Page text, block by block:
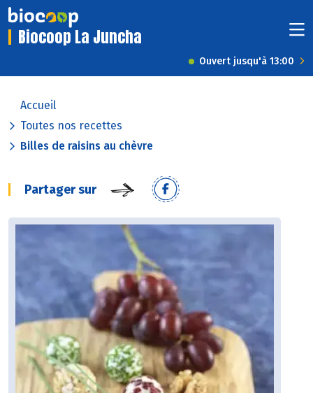
Biocoop La Juncha
Ouvert jusqu'à 13:00
Accueil
Toutes nos recettes
Billes de raisins au chèvre
Partager sur